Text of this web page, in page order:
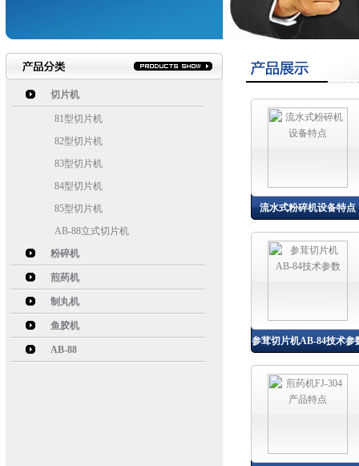
切片机
81型切片机
82型切片机
83型切片机
84型切片机
85型切片机
AB-88立式切片机
粉碎机
煎药机
制丸机
鱼胶机
AB-88
流水式粉碎机设备特点
参茸切片机AB-84技术参